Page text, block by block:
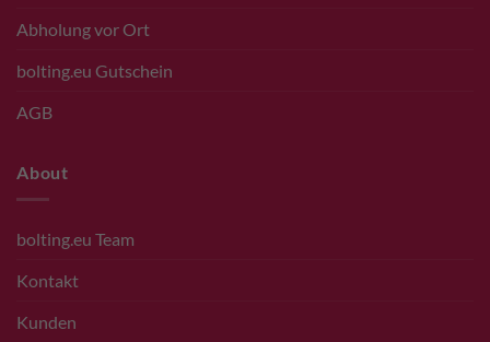
Abholung vor Ort
bolting.eu Gutschein
AGB
About
bolting.eu Team
Kontakt
Kunden